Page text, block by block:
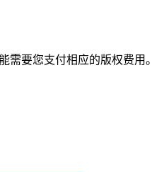
需要您支付相应的版权费用。